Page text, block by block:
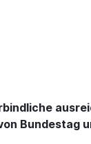
Bundestag